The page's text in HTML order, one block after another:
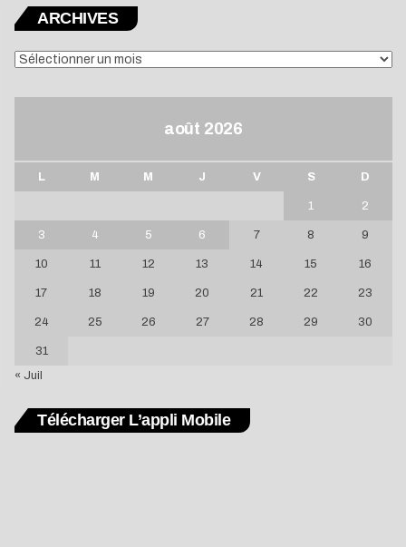
ARCHIVES
ARCHIVES
août 2026
L M M J V S D
1 2
3 4 5 6 7 8 9
10 11 12 13 14 15 16
17 18 19 20 21 22 23
24 25 26 27 28 29 30
31
« Juil
Télécharger L’appli Mobile